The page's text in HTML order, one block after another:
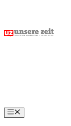
content
Menu